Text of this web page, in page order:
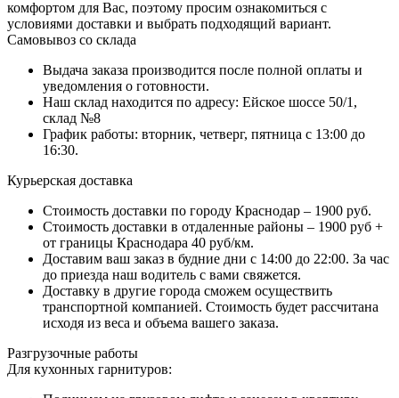
комфортом для Вас, поэтому просим ознакомиться с
условиями доставки и выбрать подходящий вариант.
Самовывоз со склада
Выдача заказа производится после полной оплаты и
уведомления о готовности.
Наш склад находится по адресу: Ейское шоссе 50/1,
склад №8
График работы: вторник, четверг, пятница с 13:00 до
16:30.
Курьерская доставка
Стоимость доставки по городу Краснодар – 1900 руб.
Стоимость доставки в отдаленные районы – 1900 руб +
от границы Краснодара 40 руб/км.
Доставим ваш заказ в будние дни с 14:00 до 22:00. За час
до приезда наш водитель с вами свяжется.
Доставку в другие города сможем осуществить
транспортной компанией. Стоимость будет рассчитана
исходя из веса и объема вашего заказа.
Разгрузочные работы
Для кухонных гарнитуров: